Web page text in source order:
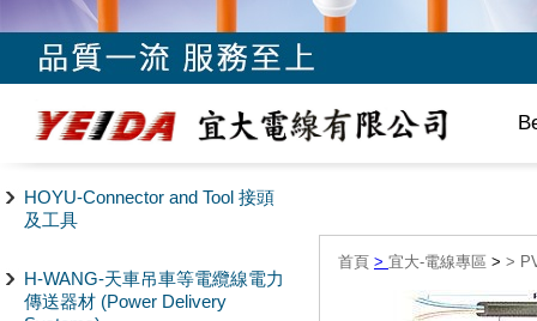
HOYU-Connector and Tool 接頭
及工具
H-WANG-天車吊車等電纜線電力
傳送器材 (Power Delivery
首頁 > 宜大-電線專區 > >